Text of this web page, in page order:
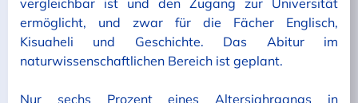
ermöglicht, und zwar für die Fächer Englisch,
Kisuaheli und Geschichte. Das Abitur im
naturwissenschaftlichen Bereich ist geplant.
Nur sechs Prozent eines Altersjahrgangs in